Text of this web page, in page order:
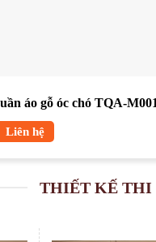
áo gỗ óc chó TQA-M001
Liên hệ
THIẾT KẾ THI